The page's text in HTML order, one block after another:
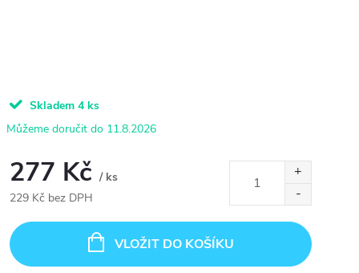
Skladem 4 ks
11.8.2026
277 Kč / ks
229 Kč bez DPH
cena:
VLOŽIT DO KOŠÍKU